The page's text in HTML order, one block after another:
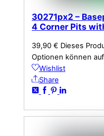
30271px2 –
4 Corner Pits
39,90 € Dieses
Optionen können
Wishlist
Share